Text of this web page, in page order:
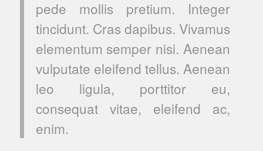
pede mollis pretium. Integer
tincidunt. Cras dapibus. Vivamus
elementum semper nisi. Aenean
vulputate eleifend tellus. Aenean
leo ligula, porttitor eu,
consequat vitae, eleifend ac,
enim.